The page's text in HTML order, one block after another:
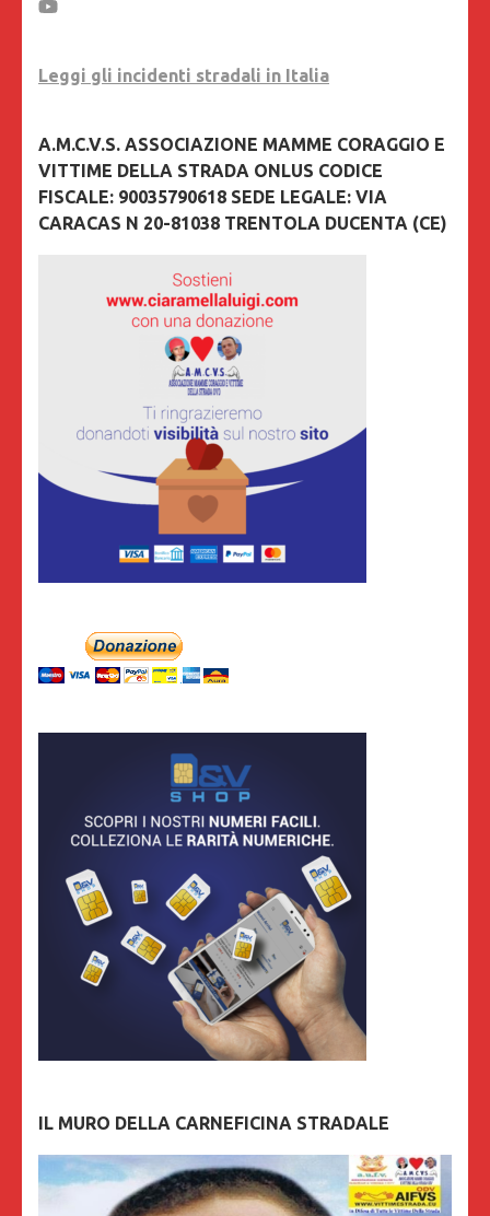
Leggi gli incidenti stradali in Italia
A.M.C.V.S. ASSOCIAZIONE MAMME CORAGGIO E
VITTIME DELLA STRADA ONLUS CODICE
FISCALE: 90035790618 SEDE LEGALE: VIA
CARACAS N 20-81038 TRENTOLA DUCENTA (CE)
IL MURO DELLA CARNEFICINA STRADALE